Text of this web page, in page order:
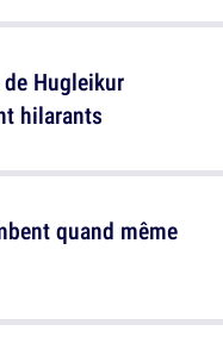
Hugleikur
hilarants
quand même